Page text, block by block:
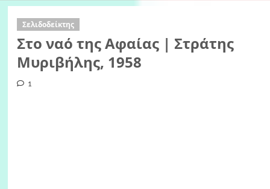
Σελιδοδείκτης
Στο ναό της Αφαίας | Στράτης
Μυριβήλης, 1958
1